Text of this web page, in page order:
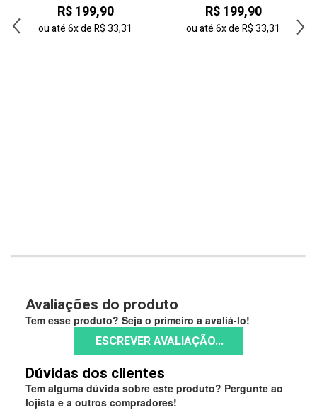
R$ 199,90
ou até6xdeR$ 33,31
R$ 199,90
ou até6xdeR$ 33,31
Avaliações do produto
Tem esse produto? Seja o primeiro a avaliá-lo!
ESCREVER AVALIAÇÃO...
Dúvidas dos clientes
Tem alguma dúvida sobre este produto? Pergunte ao
lojista e a outros compradores!